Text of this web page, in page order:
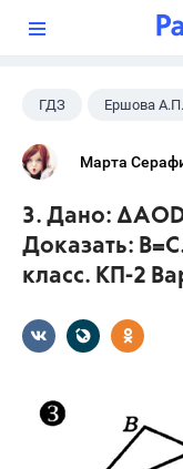
ГДЗ Ершова А.П.
Марта
3. Дано:
Доказать:
класс. КП-2